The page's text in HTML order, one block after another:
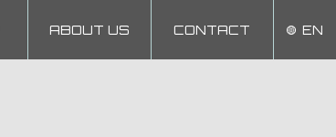
ABOUT US CONTACT EN